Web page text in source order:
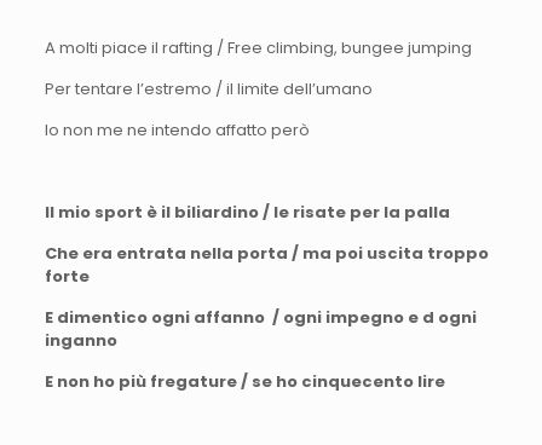
A molti piace il rafting / Free climbing, bungee jumping
Per tentare l’estremo / il limite dell’umano
Io non me ne intendo affatto però
Il mio sport è il biliardino / le risate per la palla
Che era entrata nella porta / ma poi uscita troppo
forte
E dimentico ogni affanno / ogni impegno e d ogni
inganno
E non ho più fregature / se ho cinquecento lire